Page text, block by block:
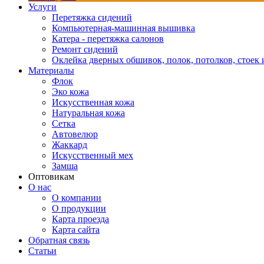
Услуги
Перетяжка сидений
Компьютерная-машинная вышивка
Катера - перетяжка салонов
Ремонт сидений
Оклейка дверных обшивок, полок, потолков, стоек
Материалы
Флок
Эко кожа
Искусственная кожа
Натуральная кожа
Сетка
Автовелюр
Жаккард
Искусственный мех
Замша
Оптовикам
О нас
О компании
О продукции
Карта проезда
Карта сайта
Обратная связь
Статьи